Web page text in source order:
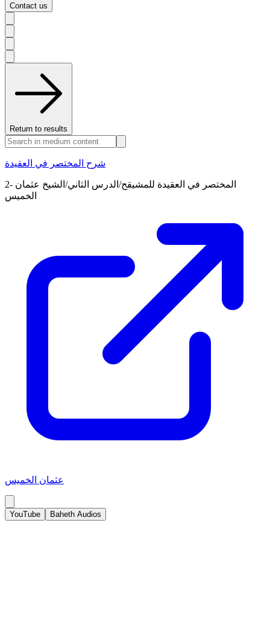
Contact us
Return to results
شرح المختصر في العقيدة
2- المختصر في العقيدة للمشيقح/الدرس الثاني/الشيخ عثمان
الخميس
عثمان الخميس
YouTube Baheth Audios